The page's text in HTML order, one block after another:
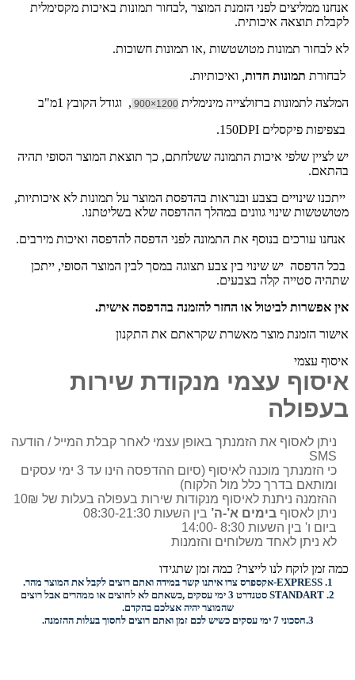
אנחנו ממליצים לפני הזמנת המוצר ,לבחור תמונות באיכות מקסימלית
לקבלת תוצאה איכותית.
לא לבחור תמונות מטושטשות ,או תמונות חשוכות.
לבחורת תמונות חדות ואיכותיות.
המלצה לתמונות ברזולצייה מינימלית 1200×900
, וגודל הקובץ 1מ"ב
בצפיפות פיקסלים 150DPI.
יש לציין שלפי איכות התמונה ששלחתם, כך תוצאת המוצר הסופי תהיה
בהתאם.
ייתכנו שינויים בצבע ובנראות בהדפסת המוצר על תמונות לא איכותיות,
מטושטשות שינוי גוונים במהלך ההדפסה שלא בשליטתנו.
אנחנו עורכים בנוסף את התמונה לפני הדפסה להדפסה ואיכות מירבים.
בכל הדפסה יש שינוי בין צבע תצוגה במסך לבין המוצר הסופי, ייתכן
שתהיה סטייה קלה בצבעים.
אין אפשרות לביטול או החזר להזמנה בהדפסה אישית.
אישור הזמנת מוצר מאשרת שקראתם את התקנון
איסוף עצמי
איסוף עצמי מנקודת שירות
בעפולה
ניתן לאסוף את הזמנתך באופן עצמי לאחר קבלת המייל / הודעה
SMS
כי הזמנתך מוכנה לאיסוף (סיום ההדפסה הינו עד 3 ימי עסקים
ומותאם בדרך כלל מול הלקוח)
ההזמנה ניתנת לאיסוף מנקודות שירות בעפולה בעלות של 10₪
ניתן לאסוף בימים א’-ה’ בין השעות 08:30-21:30
ביום ו' בין השעות 8:30 -14:00
לא ניתן לאחד משלוחים והזמנות
כמה זמן לוקח לנו לייצר? כמה זמן שתגידו
1.
EXPRESS- אקספרס צרו איתנו קשר במידה ואתם רוצים לקבל את המוצר מהר.
2.
STANDART
סטנדרט 3 ימי עסקים ,כשאתם לא לחוצים או ממהרים אבל רוצים
שהמוצר יהיה אצלכם בהקדם.
3. חסכוני7 ימי עסקים כשיש לכם זמן ואתם רוצים לחסוך בעלות ההזמנה.